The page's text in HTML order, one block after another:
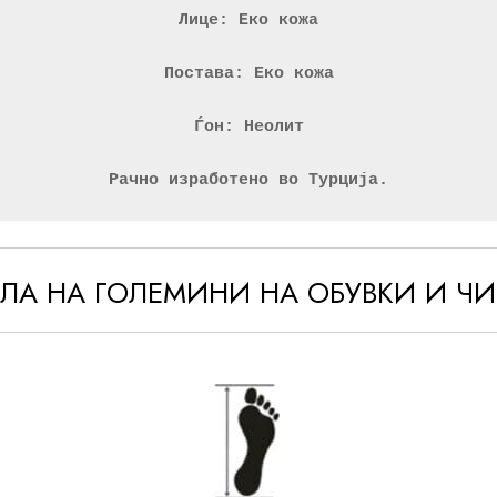
Лице: Еко кожа
Постава: Еко кожа
Ѓон: Неолит
Рачно изработено во Турција.
НА ГОЛЕМИНИ НА ОБУВКИ И